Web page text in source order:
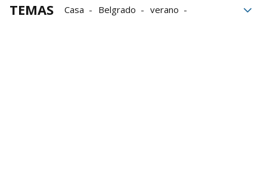
TEMAS Casa Belgrado
verano